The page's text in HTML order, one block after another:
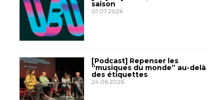
saison
01.07.2026
[Podcast] Repenser les
“musiques du monde” au-delà
des étiquettes
24.06.2026